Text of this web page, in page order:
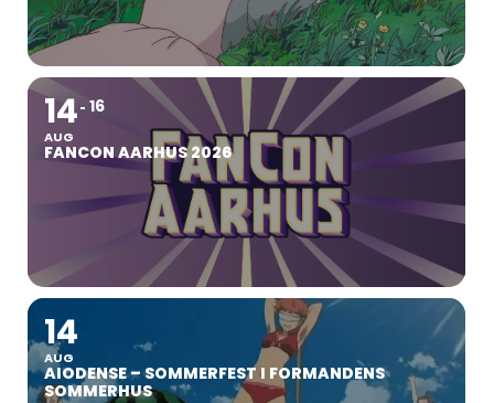
14
AUG
16
FANCON AARHUS 2026
14
AUG
AIODENSE – SOMMERFEST I FORMANDENS
SOMMERHUS